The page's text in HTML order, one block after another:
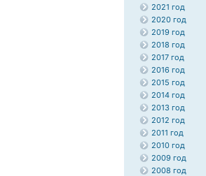
2021 год
2020 год
2019 год
2018 год
2017 год
2016 год
2015 год
2014 год
2013 год
2012 год
2011 год
2010 год
2009 год
2008 год